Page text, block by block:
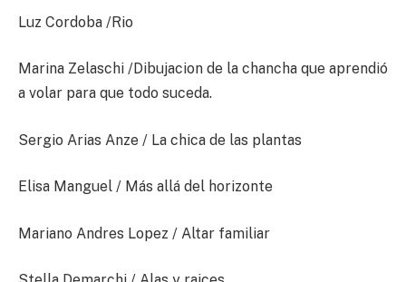
Luz Cordoba /Rio
Marina Zelaschi /Dibujacion de la chancha que aprendió
a volar para que todo suceda.
Sergio Arias Anze / La chica de las plantas
Elisa Manguel / Más allá del horizonte
Mariano Andres Lopez / Altar familiar